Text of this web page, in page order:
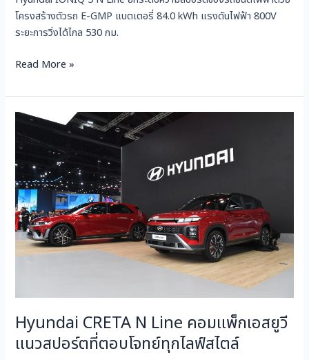
โครงสร้างตัวรถ E-GMP แบตเตอรี่ 84.0 kWh แรงดันไฟฟ้า 800V
ระยะการวิ่งได้ไกล 530 กม.
Read More »
Hyundai CRETA N Line คอมแพ็กเอสยูวี
แนวสปอร์ตที่ตอบโจทย์ทุกไลฟ์สไตล์
Hyundai
CRETA
N
Line
คอม
แพ็ก
เอ
ส
สปอร์ต
ที่
ตอบ
โจทย์